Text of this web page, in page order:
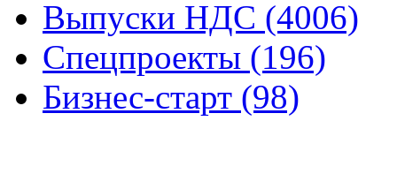
Выпуски НДС (4006)
Спецпроекты (196)
Бизнес-старт (98)